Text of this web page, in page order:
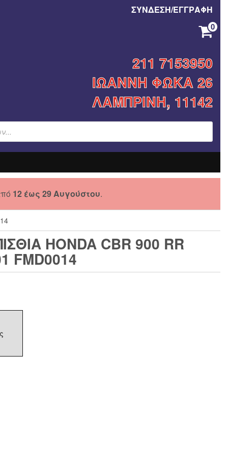
ΣΥΝΔΕΣΗ/ΕΓΓΡΑΦΗ
0
211 7153950
ΙΩΑΝΝΗ ΦΩΚΑ 26
ΛΑΜΠΡΙΝΗ, 11142
12 έως 29 Αυγούστου.
HONDA CBR 900 RR
FMD0014